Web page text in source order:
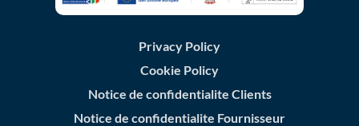
Privacy Policy
Cookie Policy
Notice de confidentialite Clients
Notice de confidentialite Fournisseur